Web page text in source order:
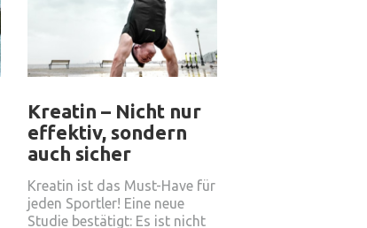
Kreatin – Nicht nur
effektiv, sondern
auch sicher
Kreatin ist das Must-Have für
jeden Sportler! Eine neue
Studie bestätigt: Es ist nicht